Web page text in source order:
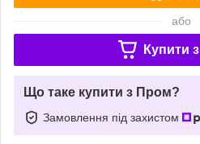
або
Купити з
Що таке купити з Пром?
Замовлення під захистом